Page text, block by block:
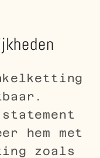
hem met
zoals